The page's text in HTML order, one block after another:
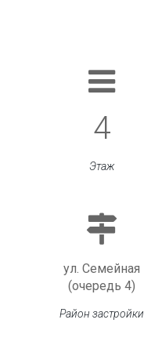
4
Этаж
ул. Семейная
(очередь 4)
Район застройки